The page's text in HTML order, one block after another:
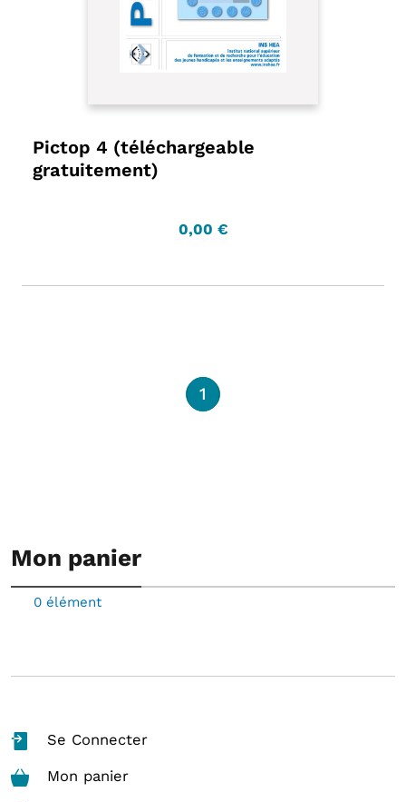
Pictop 4 (téléchargeable
gratuitement)
0,00 €
1
Mon panier
0 élément
Se Connecter
Mon panier